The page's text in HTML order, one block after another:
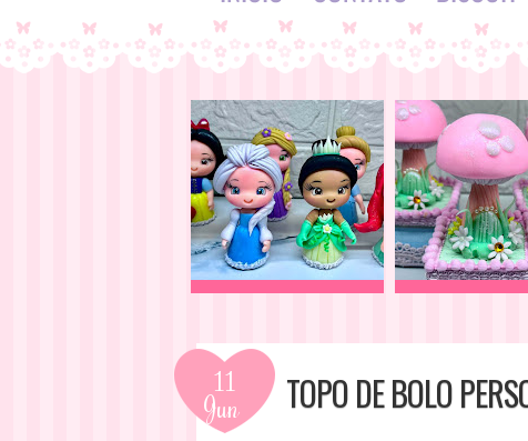
11
Jun TOPO DE BOLO